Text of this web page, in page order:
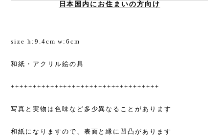
日本国内にお住まいの方向け
size h:9.4cm w:6cm
和紙・アクリル絵の具
++++++++++++++++++++++++++++++++++
写真と実物は色味など多少異なることがあります
和紙になりますので、表面と縁に凹凸があります